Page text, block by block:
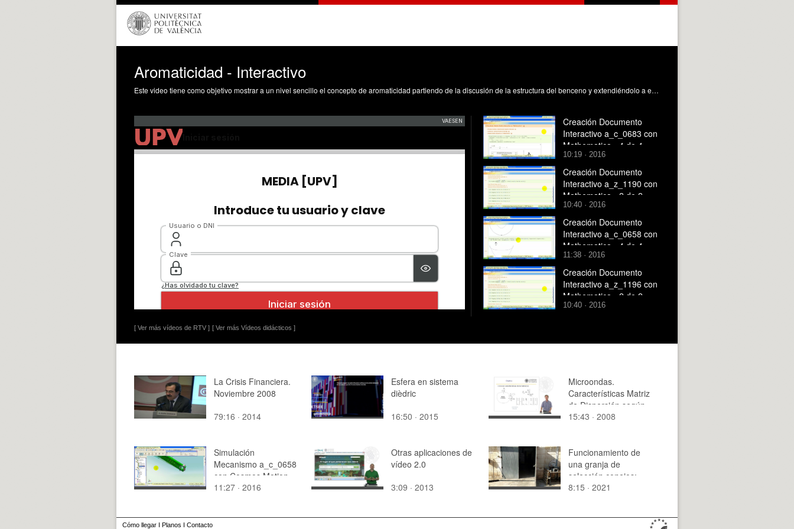
Aromaticidad - Interactivo
Este video tiene como objetivo mostrar a un nivel sencillo el concepto de aromaticidad partiendo de la discusión de la estructura del benceno y extendiéndolo a especies tales como el anión ciclopentadienilo y el pirrol. Llorens Molina, JA. (2017). Aromaticidad - Interactivo. https://riunet.upv.es/handle/10251/82738 DER
[ Ver más vídeos de RTV ] [ Ver más Vídeos didácticos ]
Creación Documento
Interactivo a_c_0683 con
Mathematica - 4 de 4
10:19 · 2016
Creación Documento
Interactivo a_z_1190 con
Mathematica - 2 de 2
10:40 · 2016
Creación Documento
Interactivo a_c_0658 con
Mathematica - 4 de 4
11:38 · 2016
Creación Documento
Interactivo a_z_1196 con
Mathematica - 2 de 2
10:40 · 2016
La Crisis Financiera.
Noviembre 2008
79:16 · 2014
Esfera en sistema
dièdric
16:50 · 2015
Microondas.
Características Matriz
de Dispersión según
las propiedades de la
15:43 · 2008
Simulación
Mecanismo a_c_0658
con Cosmos Motion -
5 de 5
11:27 · 2016
Otras aplicaciones de
vídeo 2.0
3:09 · 2013
Funcionamiento de
una granja de
selección conejos:
Palpación y asignación
8:15 · 2021
Cómo llegar I Planos I Contacto